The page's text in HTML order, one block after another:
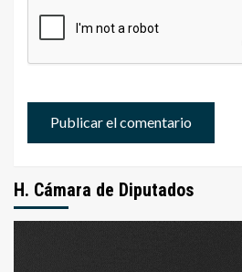
H. Cámara de Diputados